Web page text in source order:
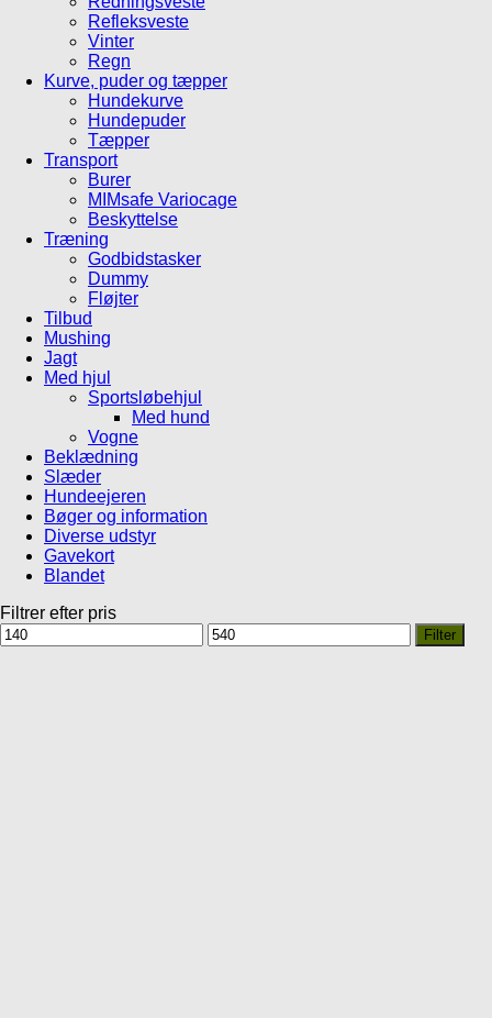
Refleksveste
Vinter
Regn
Kurve, puder og tæpper
Hundekurve
Hundepuder
Tæpper
Transport
Burer
MIMsafe Variocage
Beskyttelse
Træning
Godbidstasker
Dummy
Fløjter
Tilbud
Mushing
Jagt
Med hjul
Sportsløbehjul
Med hund
Vogne
Beklædning
Slæder
Hundeejeren
Bøger og information
Diverse udstyr
Gavekort
Blandet
Filtrer efter pris
Mindste
pris
Højeste
pris
Filter